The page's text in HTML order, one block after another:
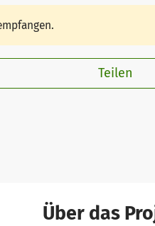
Teilen
Über das